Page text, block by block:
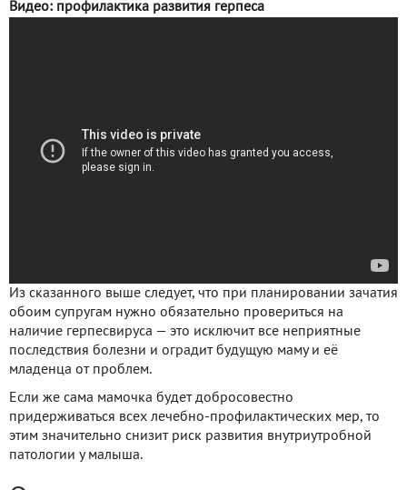
Видео: профилактика развития герпеса
Из сказанного выше следует, что при планировании зачатия
обоим супругам нужно обязательно провериться на
наличие герпесвируса — это исключит все неприятные
последствия болезни и оградит будущую маму и её
младенца от проблем.
Если же сама мамочка будет добросовестно
придерживаться всех лечебно-профилактических мер, то
этим значительно снизит риск развития внутриутробной
патологии у малыша.